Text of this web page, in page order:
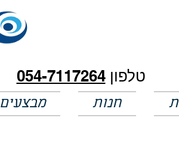
טלפון054-7117264
חנות מבצעים